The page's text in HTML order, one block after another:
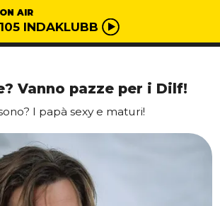
ON AIR
105 INDAKLUBB
Vanno pazze per i Dilf!
I papà sexy e maturi!